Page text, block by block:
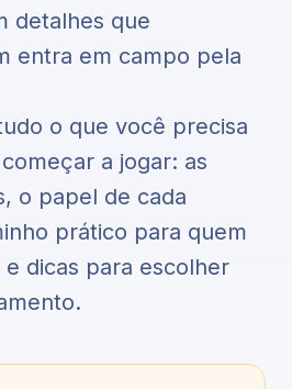
detalhes que
entra em campo pela
o que você precisa
a jogar: as
o papel de cada
prático para quem
dicas para escolher